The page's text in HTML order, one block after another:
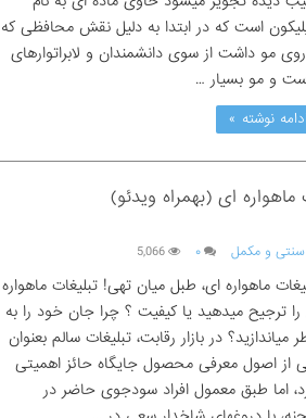
است که در ابتدا به دلیل نقش محافظی که
مو داشت از سوی دانشمندان و لابراتوارهای
و مو بسیار …
نوشته »
ای (بهمراه ویدئو)
و مکمل ۰ 5,066
ماهواره ای، طبل میان تهی! تبلیغات ماهواره
ترجیح میدهید یا کیفیت ؟ چرا جان خود را به
میاندازید؟ در بازار رقابت، تبلیغات سالم بعنوان
از اصول معرفی محصول جایگاه حائز اهمیتی
اما طبق معمول افراد سودجوی حاضر در